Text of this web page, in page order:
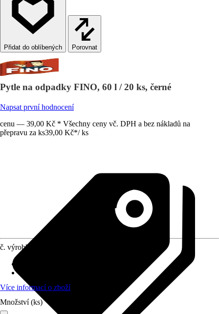
Porovnat
Pytle na odpadky FINO, 60 l / 20 ks, černé
Napsat první hodnocení
cenu — 39,00 Kč * Všechny ceny vč. DPH a bez nákladů na
přepravu za ks39,00 Kč*/ ks
č. výrobku
Více informací o zboží
Množství (ks)